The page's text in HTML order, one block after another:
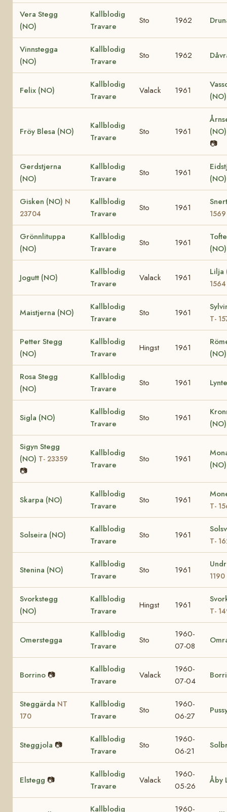
Vera Stegg
(NO)
Kallblodig
Travare
Sto 1962
Vinnstegga
(NO)
Kallblodig
Travare
Sto 1962
Felix (NO)
Kallblodig
Travare
Valack 1961
Fröy Blesa (NO)
Kallblodig
Travare
Sto 1961
📷
Gerdstjerna
(NO)
Kallblodig
Travare
Sto 1961
Gisken (NO) N
23704
Kallblodig
Travare
Sto 1961
1569
Grönnlituppa
(NO)
Kallblodig
Travare
Sto 1961
Jogutt (NO)
Kallblodig
Travare
Valack 1961
Lilja
1564
Maistjerna (NO)
Kallblodig
Travare
Sto 1961
T-
Petter Stegg
(NO)
Kallblodig
Travare
Hingst 1961
(NO)
Rosa Stegg
(NO)
Kallblodig
Travare
Sto 1961
Sigla (NO)
Kallblodig
Travare
Sto 1961
Sigyn Stegg
(NO) T- 23359
📷
Kallblodig
Travare
Sto 1961
Skarpa (NO)
Kallblodig
Travare
Sto 1961
T-
Solseira (NO)
Kallblodig
Travare
Sto 1961
T-
Stenina (NO)
Kallblodig
Travare
Sto 1961
1190
Svorkstegg
(NO)
Kallblodig
Travare
Hingst 1961
T-
Omerstegga
Kallblodig
Travare
Sto
1960-
07-08
Borrino 📷
Kallblodig
Travare
Valack
1960-
07-04
Steggärda NT
170
Kallblodig
Travare
Sto
1960-
06-27
Steggjola 📷
Kallblodig
Travare
Sto
1960-
06-21
Elstegg 📷
Kallblodig
Travare
Valack
1960-
05-26
Åby
Kallblodig 1960-